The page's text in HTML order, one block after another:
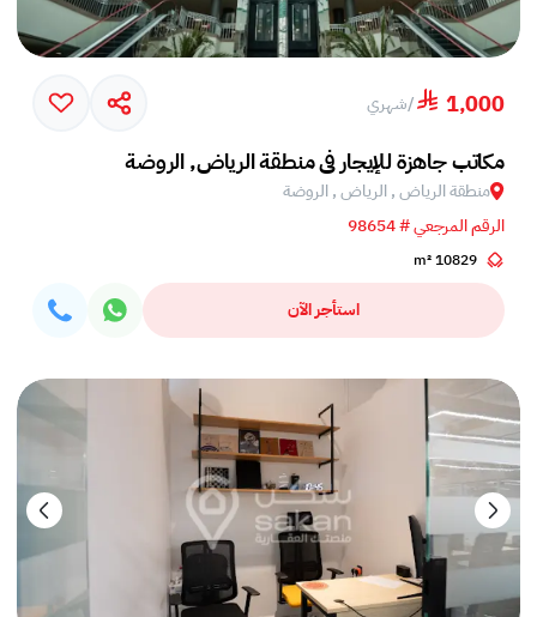
1,000
/شهري
مكاتب جاهزة للإيجار في منطقة الرياض, الروضة
منطقة الرياض , الرياض , الروضة
الرقم المرجعي # 98654
10829 m²
استأجر الآن